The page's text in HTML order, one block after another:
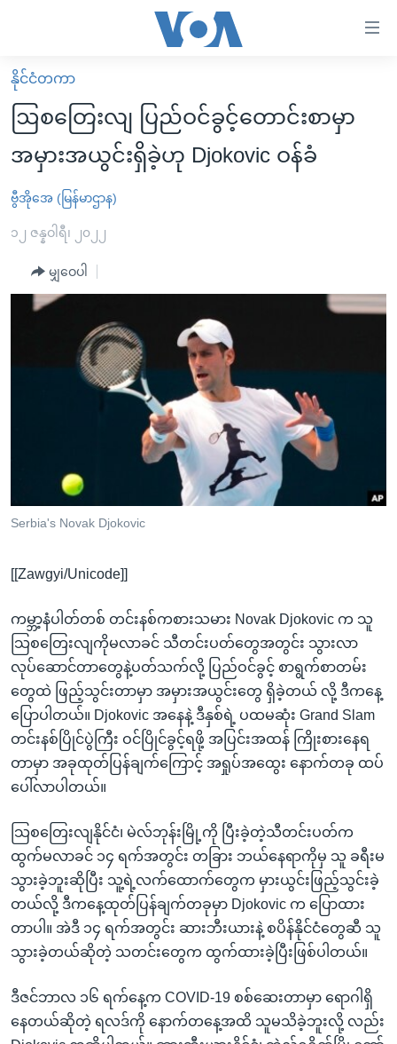
လွယ်ကူ
စေ
များ
ပင်မ
ကျော်
ကြည့်
ရှာဖွေ
နေရာ
ကျော်
ရန်
မူလစာမျက်နှာ
မြန်မာ
ကမ္ဘာ့သတင်းများ
နိုင်ငံတကာ
အမေရိကန်
အစ္စရေး-ပါလက်စတိုင်း
ဗွီဒီယို
သတင်းလွတ်လပ်ခွင့်
အင်္ဂလိပ်စာလေ့လာမယ်
မကြေးမုံရဲ့ အင်္ဂလိပ်စာ
ရုပ်ရှင်ထဲက အင်္ဂလိပ်စာ
သုတပဒေသာ အင်္ဂလိပ်စာ
အပတ်စဉ်ကဏ္ဍများ
ရေဒီယိုနှင့်ရုပ်သံ အချက်အလက်များ
ရေဒီယို/တီဗွီအစီအစဉ်
ဗွီအိုအေ လူမှုကွန်ယက်များ
နိုင်ငံတကာ
ဩစတြေးလျ ပြည်ဝင်ခွင့်တောင်းစာမှာ
အမှားအယွင်းရှိခဲ့ဟု Djokovic ဝန်ခံ
ဗွီအိုအေ (မြန်မာဌာန)
၁၂ ဇန္နဝါရီ၊ ၂၀၂၂
မျှဝေပါ
Serbia's Novak Djokovic
[[Zawgyi/Unicode]]
ကမ္ဘာ့နံပါတ်တစ် တင်းနစ်ကစားသမား Novak Djokovic က သူ
သြစတြေးလျကိုမလာခင် သီတင်းပတ်တွေအတွင်း သွားလာ
လုပ်ဆောင်တာတွေနဲ့ပတ်သက်လို့ ပြည်ဝင်ခွင့် စာရွက်စာတမ်း
တွေထဲ ဖြည့်သွင်းတာမှာ အမှားအယွင်းတွေ ရှိခဲ့တယ် လို့ ဒီကနေ့
ပြောပါတယ်။ Djokovic အနေနဲ့ ဒီနှစ်ရဲ့ ပထမဆုံး Grand Slam
တင်းနစ်ပြိုင်ပွဲကြီး ဝင်ပြိုင်ခွင့်ရဖို့ အပြင်းအထန် ကြိုးစားနေရ
တာမှာ အခုထုတ်ပြန်ချက်ကြောင့် အရှုပ်အထွေး နောက်တခု ထပ်
ပေါ်လာပါတယ်။
သြစတြေးလျနိုင်ငံ၊ မဲလ်ဘုန်းမြို့ကို ပြီးခဲ့တဲ့သီတင်းပတ်က
ထွက်မလာခင် ၁၄ ရက်အတွင်း တခြား ဘယ်နေရာကိုမှ သူ ခရီးမ
သွားခဲ့ဘူးဆိုပြီး သူ့ရဲ့လက်ထောက်တွေက မှားယွင်းဖြည့်သွင်းခဲ့
တယ်လို့ ဒီကနေ့ထုတ်ပြန်ချက်တခုမှာ Djokovic က ပြောထား
တာပါ။ အဲဒီ ၁၄ ရက်အတွင်း ဆားဘီးယားနဲ့ စပိန်နိုင်ငံတွေဆီ သူ
သွားခဲ့တယ်ဆိုတဲ့ သတင်းတွေက ထွက်ထားခဲ့ပြီးဖြစ်ပါတယ်။
ဒီဇင်ဘာလ ၁၆ ရက်နေ့က COVID-19 စစ်ဆေးတာမှာ ရောဂါရှိ
နေတယ်ဆိုတဲ့ ရလဒ်ကို နောက်တနေ့အထိ သူမသိခဲ့ဘူးလို့ လည်း